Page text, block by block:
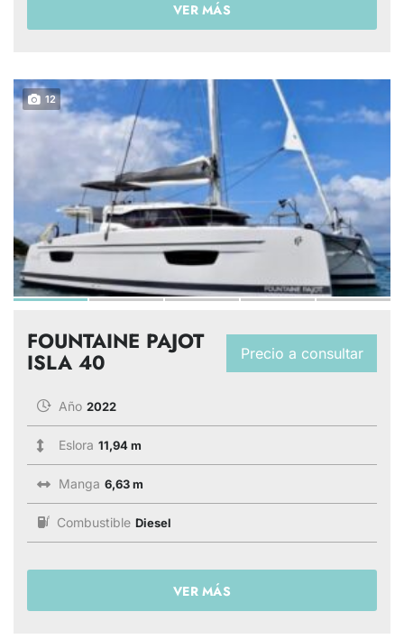
VER MÁS
12
Precio a consultar
FOUNTAINE PAJOT
ISLA 40
Año 2022
Eslora 11,94 m
Manga 6,63 m
Combustible Diesel
VER MÁS